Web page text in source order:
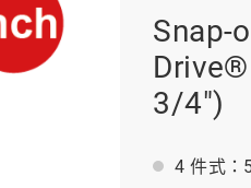
Snap-
3/4")
4 件式